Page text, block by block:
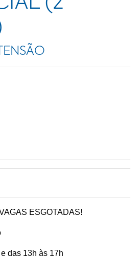
ESGOTADAS!
das 13h às 17h